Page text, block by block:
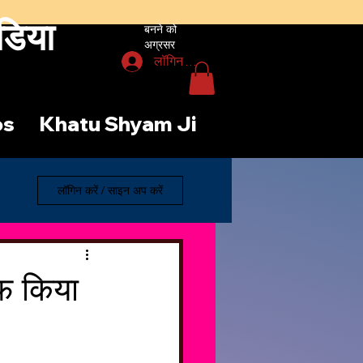
बनने को
अग्रसर
लॉगिन करें
Khatu Shyam Ji
लॉगिन करें / साइन अप करें
किया